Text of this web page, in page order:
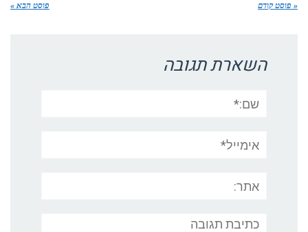
« פוסט קודם פוסט הבא »
השארת תגובה
אימייל*
תגובה